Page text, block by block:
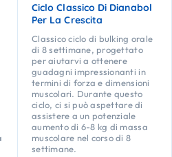
Ciclo Classico Di Dianabol
Per La Crescita
Classico ciclo di bulking orale
di 8 settimane, progettato
per aiutarvi a ottenere
guadagni impressionanti in
termini di forza e dimensioni
muscolari. Durante questo
ciclo, ci si può aspettare di
assistere a un potenziale
aumento di 6-8 kg di massa
muscolare nel corso di 8
settimane.